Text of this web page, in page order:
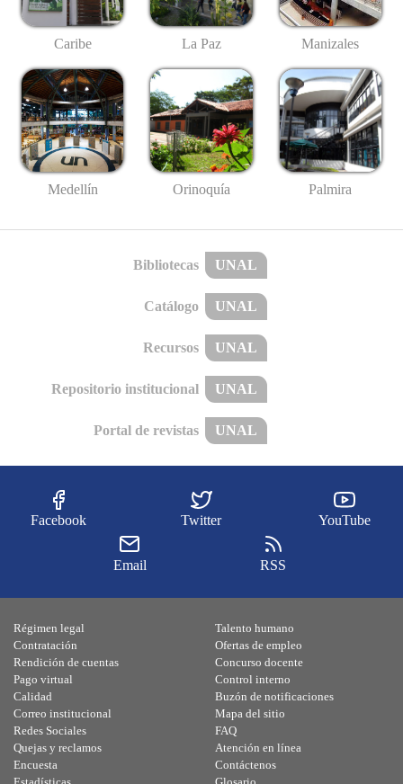
Caribe La Paz Manizales
Medellín Orinoquía Palmira
Bibliotecas UNAL
Catálogo UNAL
Recursos UNAL
Repositorio institucional UNAL
Portal de revistas UNAL
Facebook Twitter YouTube
Email RSS
Régimen legal
Contratación
Rendición de cuentas
Pago virtual
Calidad
Talento humano
Ofertas de empleo
Concurso docente
Control interno
Buzón de notificaciones
Correo institucional
Redes Sociales
Quejas y reclamos
Encuesta
Mapa del sitio
FAQ
Atención en línea
Contáctenos